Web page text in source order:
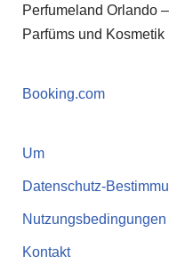
Perfumeland Orlando
Parfüms und Kosmetik
Booking.com
Um
Datenschutz-
Nutzungsbedingungen
Kontakt